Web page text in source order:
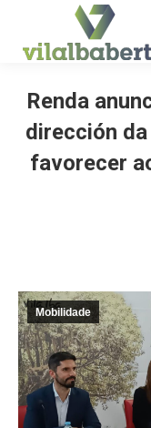
Renda
dirección
favorecer
Mobilidade